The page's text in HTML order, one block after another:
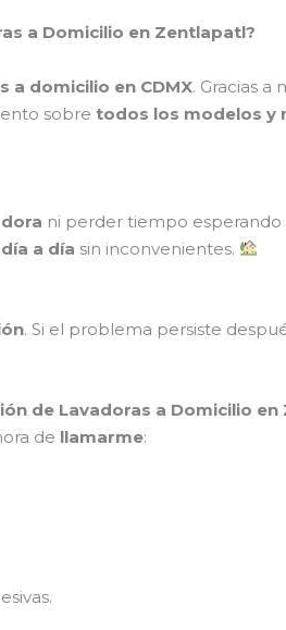
a Domicilio en Zentlapatl?
a domicilio en CDMX. Gracias
sobre todos los modelos y
ni perder tiempo esperando
a día sin inconvenientes.
. Si el problema persiste
de Lavadoras a Domicilio
de llamarme: